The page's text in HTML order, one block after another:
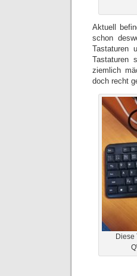
Aktuell
schon
Tastaturen
Tastaturen
ziemlich
doch recht
Diese